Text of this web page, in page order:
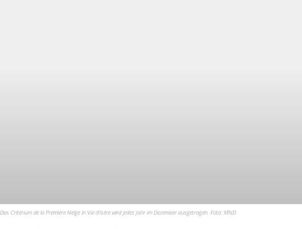
Das Critérium de la Première Neige in Val d'Isère wird jedes Jahr im Dezember ausgetragen. Foto: MND